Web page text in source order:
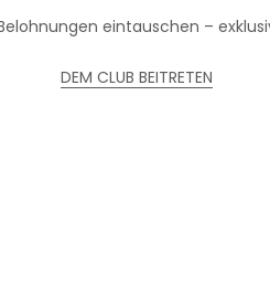
eintauschen –
DEM CLUB BEITRETEN